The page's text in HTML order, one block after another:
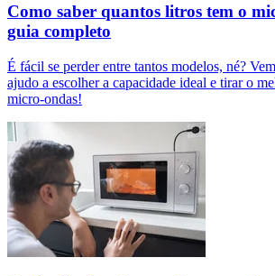
Como saber quantos litros tem o
guia completo
É fácil se perder entre tantos modelos, né?
ajudo a escolher a capacidade ideal e tirar o
micro-ondas!